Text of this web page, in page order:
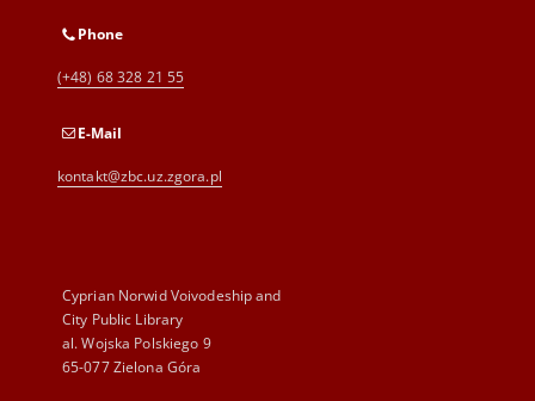
Phone
(+48) 68 328 21 55
E-Mail
kontakt@zbc.uz.zgora.pl
Cyprian Norwid Voivodeship and
City Public Library
al. Wojska Polskiego 9
65-077 Zielona Góra